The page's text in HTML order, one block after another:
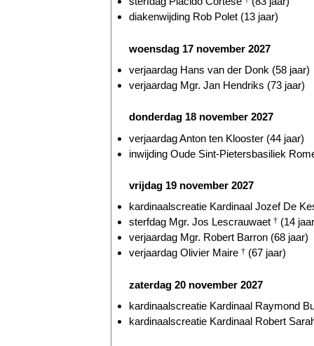
diakenwijding Rob Polet (13 jaar)
woensdag 17 november 2027
verjaardag Hans van der Donk (58 jaar)
verjaardag Mgr. Jan Hendriks (73 jaar)
donderdag 18 november 2027
verjaardag Anton ten Klooster (44 jaar)
inwijding Oude Sint-Pietersbasiliek
vrijdag 19 november 2027
kardinaalscreatie Kardinaal Jozef De
sterfdag Mgr. Jos Lescrauwaet † (14
verjaardag Mgr. Robert Barron (68 jaar)
verjaardag Olivier Maire † (67 jaar)
zaterdag 20 november 2027
kardinaalscreatie Kardinaal Raymond
kardinaalscreatie Kardinaal Robert